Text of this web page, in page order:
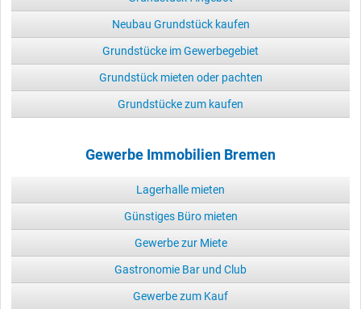
Neubau Grundstück kaufen
Grundstücke im Gewerbegebiet
Grundstück mieten oder pachten
Grundstücke zum kaufen
Gewerbe Immobilien Bremen
Lagerhalle mieten
Günstiges Büro mieten
Gewerbe zur Miete
Gastronomie Bar und Club
Gewerbe zum Kauf